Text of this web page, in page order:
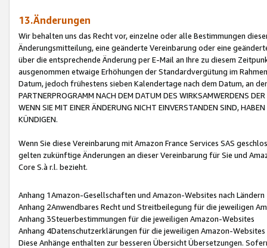
13.Änderungen
Wir behalten uns das Recht vor, einzelne oder alle Bestimmungen
Änderungsmitteilung, eine geänderte Vereinbarung oder eine
über die entsprechende Änderung per E-Mail an Ihre zu diesem
ausgenommen etwaige Erhöhungen der Standardvergütung im
Datum, jedoch frühestens sieben Kalendertage nach dem Datum, an
PARTNERPROGRAMM NACH DEM DATUM DES WIRKSAMWERDENS
WENN SIE MIT EINER ÄNDERUNG NICHT EINVERSTANDEN SIND,
KÜNDIGEN.
Wenn Sie diese Vereinbarung mit Amazon France Services SAS
gelten zukünftige Änderungen an dieser Vereinbarung für Sie und
Core S.à r.l. bezieht.
Anhang 1Amazon-Gesellschaften und Amazon-Websites nach Ländern
Anhang 2Anwendbares Recht und Streitbeilegung für die jeweiligen
Anhang 3Steuerbestimmungen für die jeweiligen Amazon-Websites
Anhang 4Datenschutzerklärungen für die jeweiligen Amazon-Websites
Diese Anhänge enthalten zur besseren Übersicht Übersetzungen.